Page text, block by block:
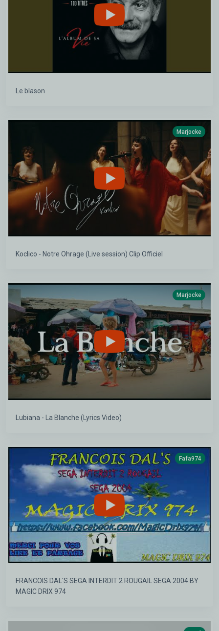
Le blason
Marjocke
Koclico - Notre Ohrage (Live session) Clip Officiel
Marjocke
Lubiana - La Blanche (Lyrics Video)
Fafa974
FRANCOIS DAL'S SEGA INTERDIT 2 ROUGAIL SEGA 2004 BY
MAGIC DRIX 974